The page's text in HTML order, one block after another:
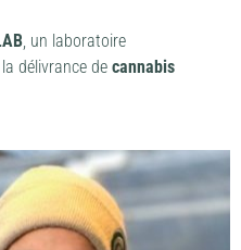
, un laboratoire
délivrance de cannabis